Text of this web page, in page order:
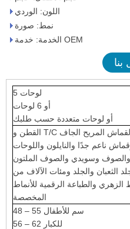
اللون: الوردي
نمط: صورة
الخدمة: خدمة OEM
بنا
5 لوحات
أو 6 لوحات
أو لوحات متعددة حسب طلبك
القطن و T/C والبوليستر والقماش المريح الجاف
ناعم جدًا والنايلون واللوحات
والصوف وسويدي والصوف الملتون
الثعبان والجلد ومئات الآلاف من
والطباعة الرقمية للأنماط
المخصصة
48 – 55 سم للأطفال
56 – 62 للكبار